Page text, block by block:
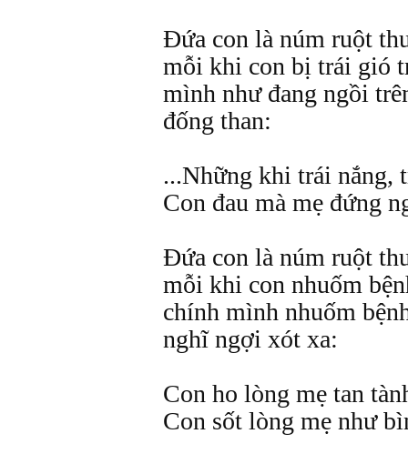
Đứa con là núm ruột
mỗi khi con bị trái gió
mình như đang ngồi
đống than:
...Những khi trái nắng,
Con đau mà mẹ đứng
Đứa con là núm ruột
mỗi khi con nhuốm
chính mình nhuốm
nghĩ ngợi xót xa:
Con ho lòng mẹ tan
Con sốt lòng mẹ như